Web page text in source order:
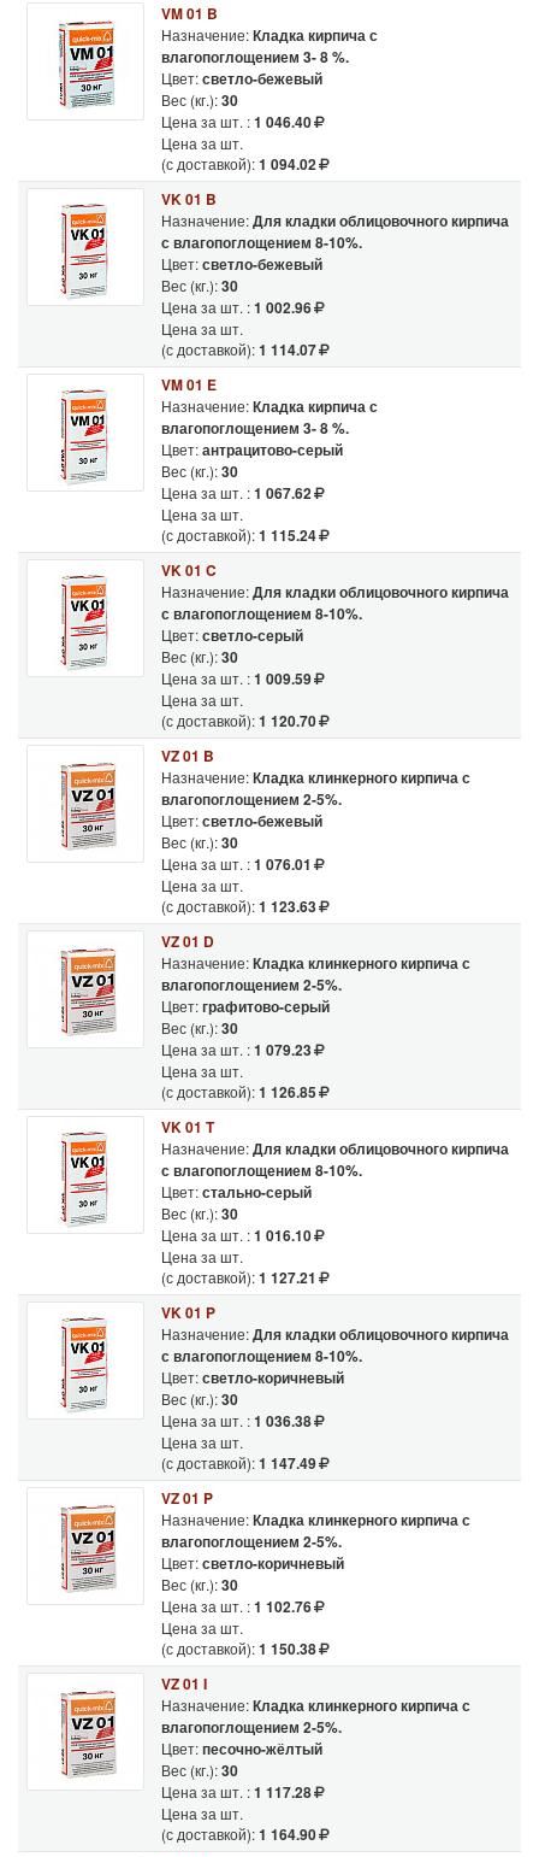
VM 01 B
Назначение:Кладка кирпича с
влагопоглощением 3- 8 %.
Цвет:светло-бежевый
Вес (кг.):30
Цена за шт. :1 046.40
Цена за шт.
(с доставкой):1 094.02
VK 01 B
Назначение:Для кладки облицовочного кирпича
с влагопоглощением 8-10%.
Цвет:светло-бежевый
Вес (кг.):30
Цена за шт. :1 002.96
Цена за шт.
(с доставкой):1 114.07
VM 01 E
Назначение:Кладка кирпича с
влагопоглощением 3- 8 %.
Цвет:антрацитово-серый
Вес (кг.):30
Цена за шт. :1 067.62
Цена за шт.
(с доставкой):1 115.24
VK 01 C
Назначение:Для кладки облицовочного кирпича
с влагопоглощением 8-10%.
Цвет:светло-серый
Вес (кг.):30
Цена за шт. :1 009.59
Цена за шт.
(с доставкой):1 120.70
VZ 01 B
Назначение:Кладка клинкерного кирпича с
влагопоглощением 2-5%.
Цвет:светло-бежевый
Вес (кг.):30
Цена за шт. :1 076.01
Цена за шт.
(с доставкой):1 123.63
VZ 01 D
Назначение:Кладка клинкерного кирпича с
влагопоглощением 2-5%.
Цвет:графитово-серый
Вес (кг.):30
Цена за шт. :1 079.23
Цена за шт.
(с доставкой):1 126.85
VK 01 T
Назначение:Для кладки облицовочного кирпича
с влагопоглощением 8-10%.
Цвет:стально-серый
Вес (кг.):30
Цена за шт. :1 016.10
Цена за шт.
(с доставкой):1 127.21
VK 01 P
Назначение:Для кладки облицовочного кирпича
с влагопоглощением 8-10%.
Цвет:светло-коричневый
Вес (кг.):30
Цена за шт. :1 036.38
Цена за шт.
(с доставкой):1 147.49
VZ 01 P
Назначение:Кладка клинкерного кирпича с
влагопоглощением 2-5%.
Цвет:светло-коричневый
Вес (кг.):30
Цена за шт. :1 102.76
Цена за шт.
(с доставкой):1 150.38
VZ 01 I
Назначение:Кладка клинкерного кирпича с
влагопоглощением 2-5%.
Цвет:песочно-жёлтый
Вес (кг.):30
Цена за шт. :1 117.28
Цена за шт.
(с доставкой):1 164.90